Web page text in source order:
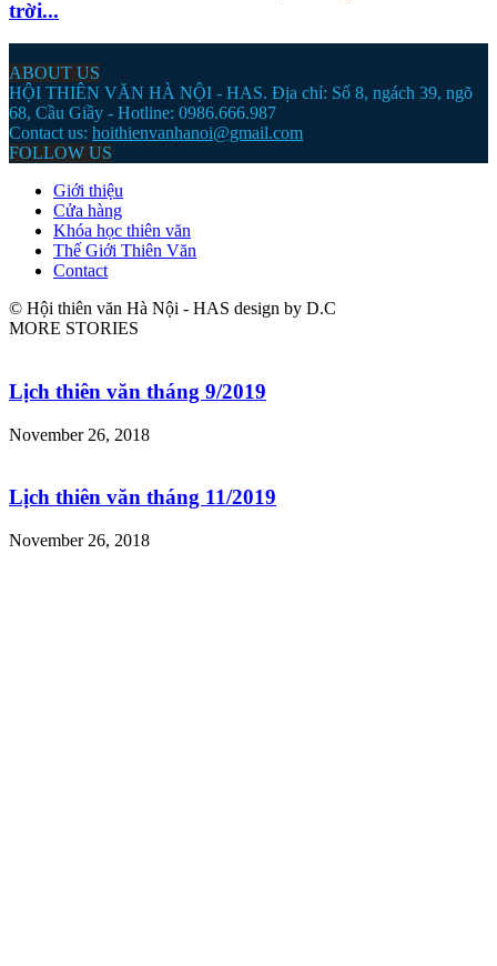
trời...
ABOUT US
HỘI THIÊN VĂN HÀ NỘI - HAS. Địa chỉ: Số 8, ngách 39, ngõ
68, Cầu Giầy - Hotline: 0986.666.987
Contact us: hoithienvanhanoi@gmail.com
FOLLOW US
Giới thiệu
Cửa hàng
Khóa học thiên văn
Thế Giới Thiên Văn
Contact
© Hội thiên văn Hà Nội - HAS design by D.C
MORE STORIES
Lịch thiên văn tháng 9/2019
November 26, 2018
Lịch thiên văn tháng 11/2019
November 26, 2018